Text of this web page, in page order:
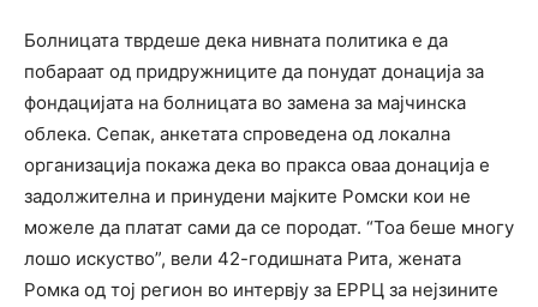
Болницата тврдеше дека нивната политика е да
побараат од придружниците да понудат донација за
фондацијата на болницата во замена за мајчинска
облека. Сепак, анкетата спроведена од локална
организација покажа дека во пракса оваа донација е
задолжителна и принудени мајките Ромски кои не
можеле да платат сами да се породат. “Тоа беше многу
лошо искуство”, вели 42-годишната Рита, жената
Ромка од тој регион во интервју за ЕРРЦ за нејзините